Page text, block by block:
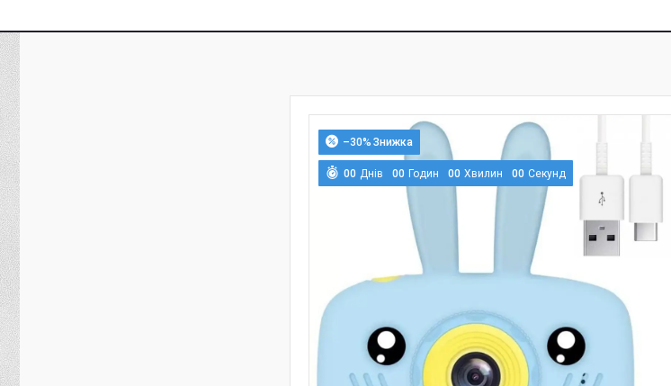
–30%
00 Днів 00 Годин 00 Хвилин 00 Секунд